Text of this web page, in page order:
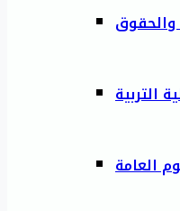
والحقوق
التربية
العامة